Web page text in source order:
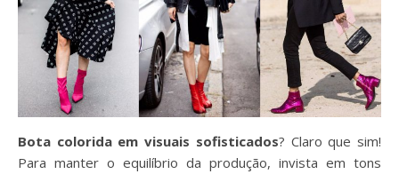
Bota colorida em visuais sofisticados? Claro que sim!
Para manter o equilíbrio da produção, invista em tons